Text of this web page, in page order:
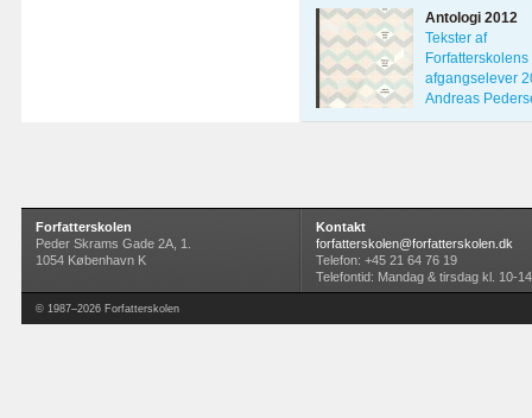
Antologi 2012
Tekster af
Forfatterskolens
afgangselever
Andreas
Caroline […]
Forfatterskolen
Peder Skrams Gade 2A, 1.
1054 København K
Kontakt
forfatterskolen@forfatterskolen.dk
Telefon: +45 21 64 76 19
Telefontid: Mandag & tirsdag kl. 10-14
© 1987–2026 Forfatterskolen